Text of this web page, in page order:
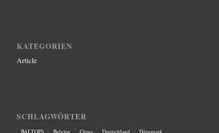
KATEGORIEN
Article
SCHLAGWÖRTER
BALTOPS Belgien China Deutschland Dänemark